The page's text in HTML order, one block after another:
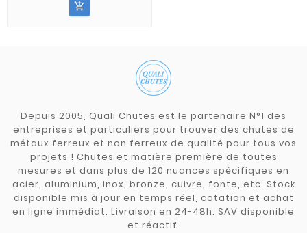

Depuis 2005, Quali Chutes est le partenaire N°1 des
entreprises et particuliers pour trouver des chutes de
métaux ferreux et non ferreux de qualité pour tous vos
projets ! Chutes et matière première de toutes
mesures et dans plus de 120 nuances spécifiques en
acier, aluminium, inox, bronze, cuivre, fonte, etc. Stock
disponible mis à jour en temps réel, cotation et achat
en ligne immédiat. Livraison en 24-48h. SAV disponible
et réactif.